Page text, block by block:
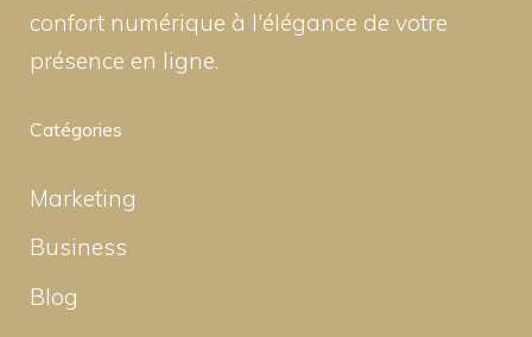
confort numérique à l'élégance de votre
présence en ligne.
Catégories
Marketing
Business
Blog